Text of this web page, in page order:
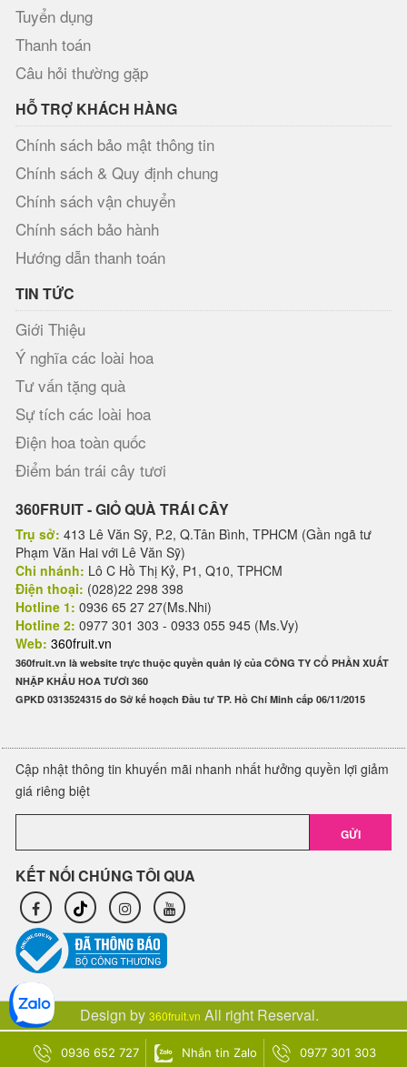
Tuyển dụng
Thanh toán
Câu hỏi thường gặp
HỖ TRỢ KHÁCH HÀNG
Chính sách bảo mật thông tin
Chính sách & Quy định chung
Chính sách vận chuyển
Chính sách bảo hành
Hướng dẫn thanh toán
TIN TỨC
Giới Thiệu
Ý nghĩa các loài hoa
Tư vấn tặng quà
Sự tích các loài hoa
Điện hoa toàn quốc
Điểm bán trái cây tươi
360FRUIT - GIỎ QUÀ TRÁI CÂY
Trụ sở: 413 Lê Văn Sỹ, P.2, Q.Tân Bình, TPHCM (Gần ngã tư
Phạm Văn Hai với Lê Văn Sỹ)
Chi nhánh: Lô C Hồ Thị Kỷ, P1, Q10, TPHCM
Điện thoại: (028)22 298 398
Hotline 1: 0936 65 27 27(Ms.Nhi)
Hotline 2: 0977 301 303 - 0933 055 945 (Ms.Vy)
Web: 360fruit.vn
360fruit.vn là website trực thuộc quyền quản lý của CÔNG TY CỔ PHẦN XUẤT
NHẬP KHẨU HOA TƯƠI 360
GPKD 0313524315 do Sở kế hoạch Đầu tư TP. Hồ Chí Minh cấp 06/11/2015
Cập nhật thông tin khuyến mãi nhanh nhất hưởng quyền lợi giảm
giá riêng biệt
GỬI
KẾT NỐI CHÚNG TÔI QUA
Design by 360fruit.vn All right Reserval.
0936 652 727 Nhắn tin Zalo 0977 301 303